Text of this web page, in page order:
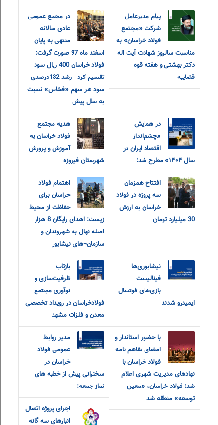
پیام مدیرعامل
شرکت «مجتمع
فولاد خراسان» به
مناسبت سالروز شهادت آیت اله
دکتر بهشتی و هفته قوه
قضاییه
در مجمع عمومی
عادی سالانه
منتهی به پایان
اسفند ماه 97 صورت گرفت:
فولاد خراسان 400 ریال سود
تقسیم کرد - رشد 132درصدی
سود هر سهم «فخاس» نسبت
به سال پیش
در همایش
«چشم‌انداز
اقتصاد ایران در
سال ۱۴۰۴» مطرح شد:
هدیه مجتمع
فولاد خراسان به
آموزش و پرورش
شهرستان فیروزه
افتتاح همزمان
سه پروژه در فولاد
خراسان به ارزش
30 میلیارد تومان
اهتمام فولاد
خراسان برای
حفاظت از محیط
زیست: اهدای رایگان 8 هزار
اصله نهال به شهروندان و
سازمان¬های نیشابور
نیشابوری‌ها
فینالیست
بازی‌های فوتسال
ایمیدرو شدند
بازتاب
ظرفیت‌سازی و
نوآوری مجتمع
فولادخراسان در رویداد تخصصی
معدن و فلزات مشهد
با حضور استاندار و
امضای تفاهم نامه
فولاد خراسان با
نهادهای مدیریت شهری اعلام
شد: فولاد خراسان، «معین
توسعه» منطقه شد
مدیر روابط
عمومی فولاد
خراسان در
سخنرانی پیش از خطبه های
نماز جمعه:
اجرای پروژه اتصال
انبارهای سه گانه